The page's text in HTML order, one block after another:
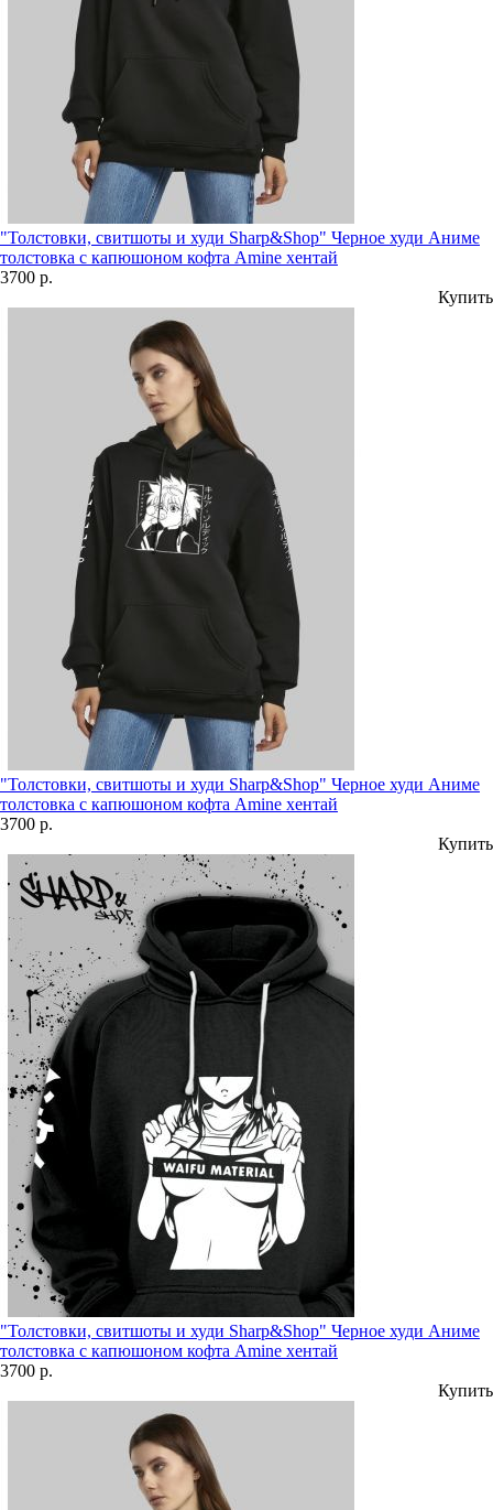
"Толстовки, свитшоты и худи Sharp&Shop" Черное худи Аниме
толстовка с капюшоном кофта Amine хентай
3700 р.
Купить
"Толстовки, свитшоты и худи Sharp&Shop" Черное худи Аниме
толстовка с капюшоном кофта Amine хентай
3700 р.
Купить
"Толстовки, свитшоты и худи Sharp&Shop" Черное худи Аниме
толстовка с капюшоном кофта Amine хентай
3700 р.
Купить